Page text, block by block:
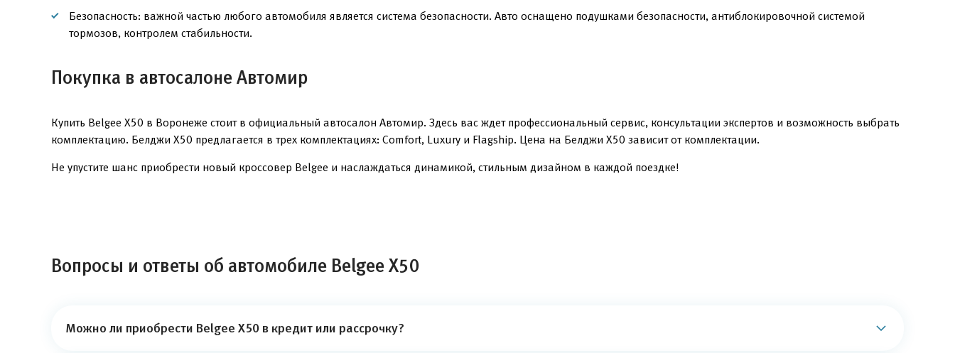
Безопасность: важной частью любого автомобиля является система безопасности. Авто оснащено подушками безопасности, антиблокировочной системой
тормозов, контролем стабильности.
Покупка в автосалоне Автомир
Купить Belgee X50 в Воронеже стоит в официальный автосалон Автомир. Здесь вас ждет профессиональный сервис, консультации экспертов и возможность выбрать
комплектацию. Белджи X50 предлагается в трех комплектациях: Comfort, Luxury и Flagship. Цена на Белджи X50 зависит от комплектации.
Не упустите шанс приобрести новый кроссовер Belgee и наслаждаться динамикой, стильным дизайном в каждой поездке!
Вопросы и ответы об автомобиле Belgee X50
Можно ли приобрести Belgee X50 в кредит или рассрочку?